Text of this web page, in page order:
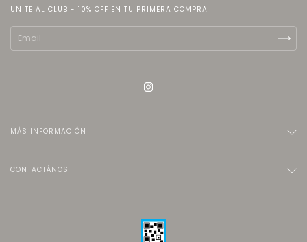
UNITE AL CLUB - 10% OFF EN TU PRIMERA COMPRA
MÁS INFORMACIÓN
CONTACTÁNOS